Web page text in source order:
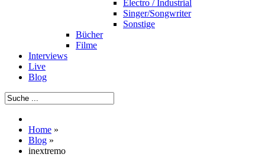
Electro / Industrial
Singer/Songwriter
Sonstige
Bücher
Filme
Interviews
Live
Blog
Home »
Blog »
inextremo